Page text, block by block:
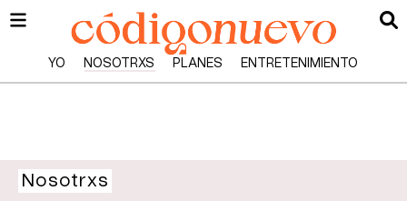
YO NOSOTRXS PLANES ENTRETENIMIENTO
Nosotrxs